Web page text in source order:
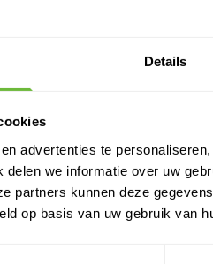
Details
advertenties te
we informatie over uw
partners kunnen deze
op basis van uw gebruik van
is tegen
je begint met de
een betrouwbare
zodat deze op zijn plaats